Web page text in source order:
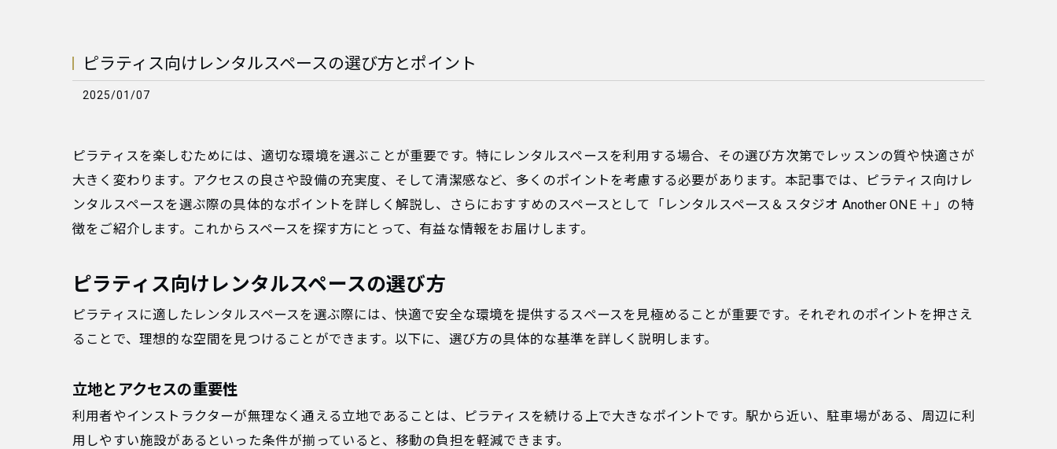
ピラティス向けレンタルスペースの選び方とポイント
2025/01/07
ピラティスを楽しむためには、適切な環境を選ぶことが重要です。特にレンタルスペースを利用する場合、その選び方次第でレッスンの質や快適さが
大きく変わります。アクセスの良さや設備の充実度、そして清潔感など、多くのポイントを考慮する必要があります。本記事では、ピラティス向けレ
ンタルスペースを選ぶ際の具体的なポイントを詳しく解説し、さらにおすすめのスペースとして「レンタルスペース＆スタジオ Another ONE ＋」の特
徴をご紹介します。これからスペースを探す方にとって、有益な情報をお届けします。
ピラティス向けレンタルスペースの選び方
ピラティスに適したレンタルスペースを選ぶ際には、快適で安全な環境を提供するスペースを見極めることが重要です。それぞれのポイントを押さえ
ることで、理想的な空間を見つけることができます。以下に、選び方の具体的な基準を詳しく説明します。
立地とアクセスの重要性
利用者やインストラクターが無理なく通える立地であることは、ピラティスを続ける上で大きなポイントです。駅から近い、駐車場がある、周辺に利
用しやすい施設があるといった条件が揃っていると、移動の負担を軽減できます。